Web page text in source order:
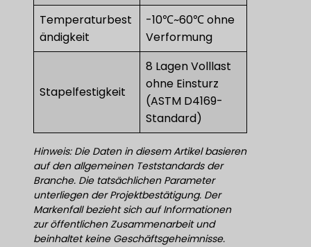
Temperaturbest
ändigkeit
-10℃~60℃ ohne
Verformung
Stapelfestigkeit
8 Lagen Volllast
ohne Einsturz
(ASTM D4169-
Standard)
Hinweis: Die Daten in diesem Artikel basieren
auf den allgemeinen Teststandards der
Branche. Die tatsächlichen Parameter
unterliegen der Projektbestätigung. Der
Markenfall bezieht sich auf Informationen
zur öffentlichen Zusammenarbeit und
beinhaltet keine Geschäftsgeheimnisse.